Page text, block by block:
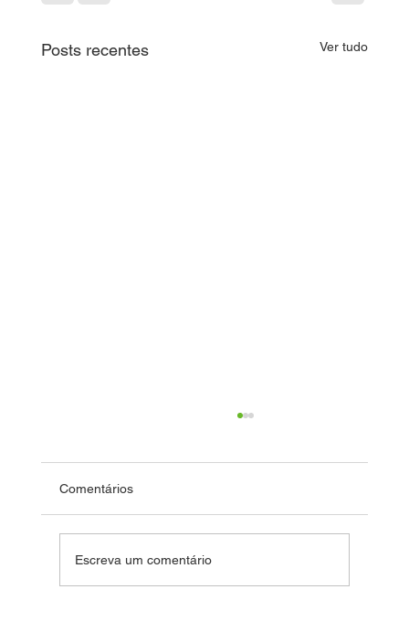
Posts recentes Ver tudo
Comentários
Escreva um comentário